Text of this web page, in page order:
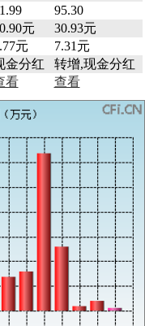
95.30
元
30.93元
元
7.31元
金分红
转增,现金分红
看 查看